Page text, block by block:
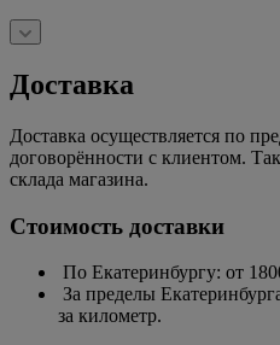
Доставка
Доставка осуществляется по
договорённости с клиентом.
склада магазина.
Стоимость доставки
По Екатеринбургу: от
За пределы
за километр.